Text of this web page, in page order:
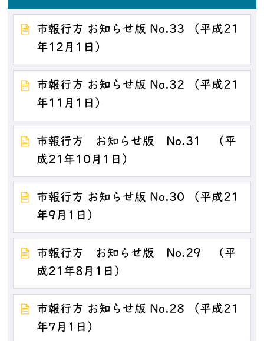
市報行方 お知らせ版 No.33 （平成21
年12月1日）
市報行方 お知らせ版 No.32 （平成21
年11月1日）
市報行方 お知らせ版 No.31 （平
成21年10月1日）
市報行方 お知らせ版 No.30 （平成21
年9月1日）
市報行方 お知らせ版 No.29 （平
成21年8月1日）
市報行方 お知らせ版 No.28 （平成21
年7月1日）